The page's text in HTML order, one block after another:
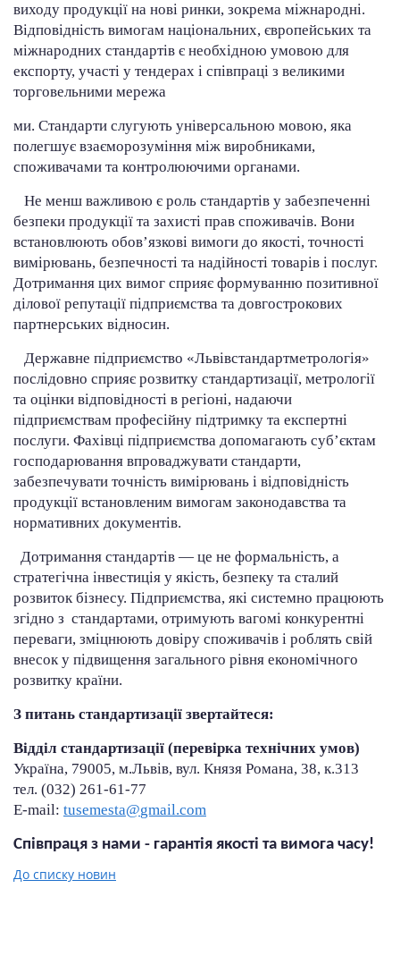
виходу продукції на нові ринки, зокрема міжнародні.
Відповідність вимогам національних, європейських та
міжнародних стандартів є необхідною умовою для
експорту, участі у тендерах і співпраці з великими
торговельними мережа
ми. Стандарти слугують універсальною мовою, яка
полегшує взаєморозуміння між виробниками,
споживачами та контролюючими органами.
Не менш важливою є роль стандартів у забезпеченні
безпеки продукції та захисті прав споживачів. Вони
встановлюють обов’язкові вимоги до якості, точності
вимірювань, безпечності та надійності товарів і послуг.
Дотримання цих вимог сприяє формуванню позитивної
ділової репутації підприємства та довгострокових
партнерських відносин.
Державне підприємство «Львівстандартметрологія»
послідовно сприяє розвитку стандартизації, метрології
та оцінки відповідності в регіоні, надаючи
підприємствам професійну підтримку та експертні
послуги. Фахівці підприємства допомагають суб’єктам
господарювання впроваджувати стандарти,
забезпечувати точність вимірювань і відповідність
продукції встановленим вимогам законодавства та
нормативних документів.
Дотримання стандартів — це не формальність, а
стратегічна інвестиція у якість, безпеку та сталий
розвиток бізнесу. Підприємства, які системно працюють
згідно з стандартами, отримують вагомі конкурентні
переваги, зміцнюють довіру споживачів і роблять свій
внесок у підвищення загального рівня економічного
розвитку країни.
З питань стандартизації звертайтеся:
Відділ стандартизації (перевірка технічних умов)
Україна, 79005, м.Львів, вул. Князя Романа, 38, к.313
тел. (032) 261-61-77
E-mail: tusemesta@gmail.com
Співпраця з нами - гарантія якості та вимога часу!
До списку новин